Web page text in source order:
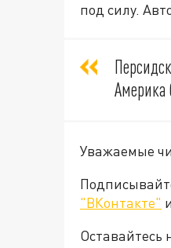
под силу.
Америка
Уважаемые
"ВКонтакте" и
Оставайтесь